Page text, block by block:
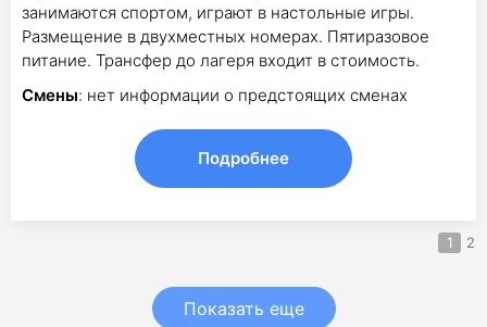
занимаются спортом, играют в настольные игры.
Размещение в двухместных номерах. Пятиразовое
питание. Трансфер до лагеря входит в стоимость.
Смены: нет информации о предстоящих сменах
Подробнее
1 2
Показать еще